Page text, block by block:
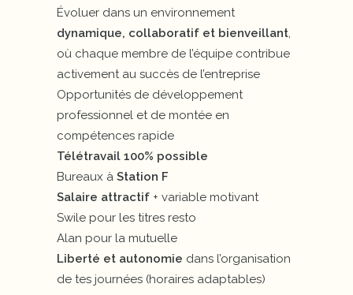
Évoluer dans un environnement
dynamique, collaboratif et bienveillant,
où chaque membre de l’équipe contribue
activement au succès de l’entreprise
Opportunités de développement
professionnel et de montée en
compétences rapide
Télétravail 100% possible
Bureaux à Station F
Salaire attractif + variable motivant
Swile pour les titres resto
Alan pour la mutuelle
Liberté et autonomie dans l’organisation
de tes journées (horaires adaptables)